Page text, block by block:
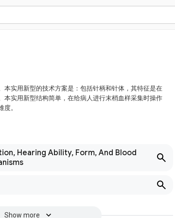
本实用新型的技术方案是：包括针柄和针体，其特征是在
本实用新型结构简单，在给病人进行末梢血样采集时操作
。
Hearing Ability, Form, And Blood
Show more